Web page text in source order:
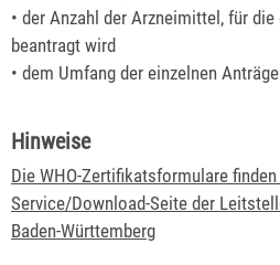
• der Anzahl der Arzneimittel, für
beantragt wird
• dem Umfang der einzelnen Anträge
Hinweise
Die WHO-Zertifikatsformulare
Service/Download-Seite der
Baden-Württemberg